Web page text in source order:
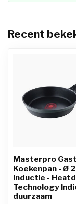
Recent
Masterpro
Koekenpan - Ø
Inductie -
Technology
duurzaam